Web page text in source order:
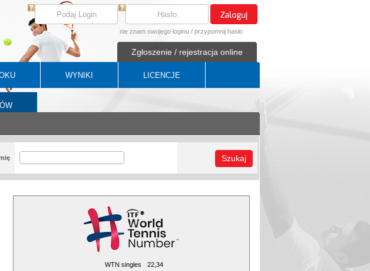
nie znam swojego loginu / przypomnij hasło
Zgłoszenie / rejestracja online
WYNIKI LICENCJE
Szukaj
WTN singles
22,34